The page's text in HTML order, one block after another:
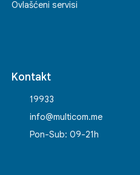
Ovlašćeni servisi
Kontakt
19933
info@multicom.me
Pon-Sub: 09-21h